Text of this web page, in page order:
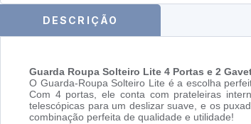
DESCRIÇÃO
Guarda Roupa Solteiro Lite 4 Portas e 2
O Guarda-Roupa Solteiro Lite é a escolha
Com 4 portas, ele conta com prateleiras
telescópicas para um deslizar suave, e os
combinação perfeita de qualidade e utilidade!